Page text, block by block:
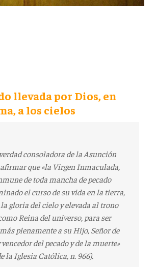
llevada por Dios, en
a los cielos
consoladora de la Asunción
que «la Virgen Inmaculada,
de toda mancha de pecado
el curso de su vida en la tierra,
gloria del cielo y elevada al trono
Reina del universo, para ser
plenamente a su Hijo, Señor de
vencedor del pecado y de la muerte»
la Iglesia Católica, n. 966).